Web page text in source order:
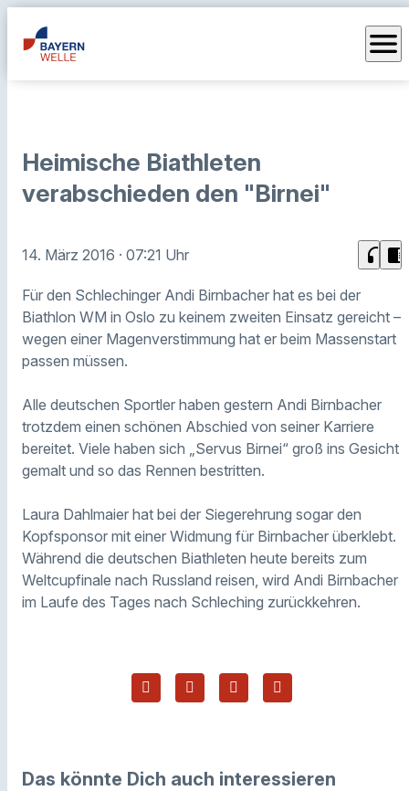
menu
Heimische Biathleten
verabschieden den "Birnei"
14. März 2016 · 07:21 Uhr headphones chrome_reader_mode
Für den Schlechinger Andi Birnbacher hat es bei der
Biathlon WM in Oslo zu keinem zweiten Einsatz gereicht –
wegen einer Magenverstimmung hat er beim Massenstart
passen müssen.
Alle deutschen Sportler haben gestern Andi Birnbacher
trotzdem einen schönen Abschied von seiner Karriere
bereitet. Viele haben sich „Servus Birnei“ groß ins Gesicht
gemalt und so das Rennen bestritten.
Laura Dahlmaier hat bei der Siegerehrung sogar den
Kopfsponsor mit einer Widmung für Birnbacher überklebt.
Während die deutschen Biathleten heute bereits zum
Weltcupfinale nach Russland reisen, wird Andi Birnbacher
im Laufe des Tages nach Schleching zurückkehren.
Das könnte Dich auch interessieren